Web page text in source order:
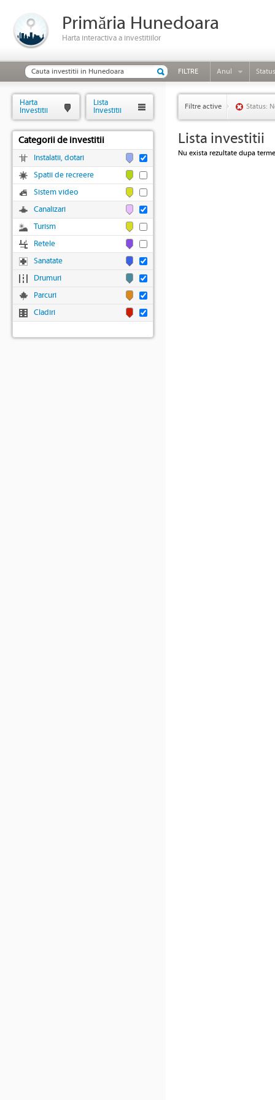
Primăria Hunedoara
Harta interactiva a investitiilor
FILTRE Anul Status
Filtre active Status:
Lista investitii
Nu exista rezultate dupa
Harta
Investitii
Lista
Investitii
Categorii de investitii
Instalatii, dotari
Spatii de recreere
Sistem video
Canalizari
Turism
Retele
Sanatate
Drumuri
Parcuri
Cladiri